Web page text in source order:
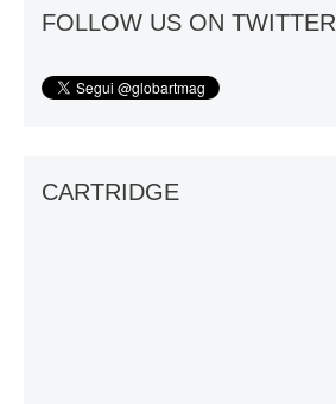
FOLLOW US ON TWITTER
CARTRIDGE